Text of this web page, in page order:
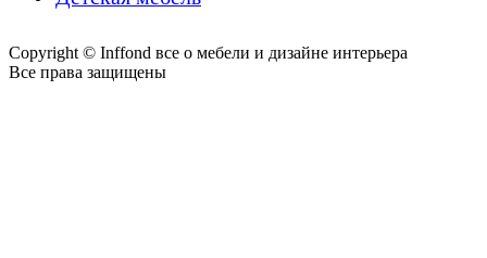
Copyright © Inffond все о мебели и дизайне интерьера
Все права защищены